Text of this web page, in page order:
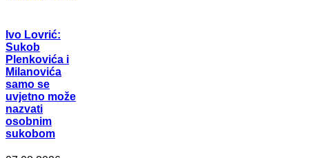
Ivo Lovrić:
Sukob
Plenkovića i
Milanovića
samo se
uvjetno može
nazvati
osobnim
sukobom